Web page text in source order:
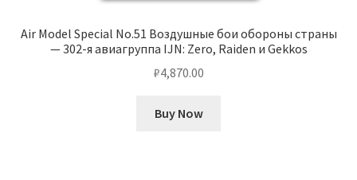
Air Model Special No.51 Воздушные бои обороны страны
— 302-я авиагруппа IJN: Zero, Raiden и Gekkos
₽4,870.00
Buy Now